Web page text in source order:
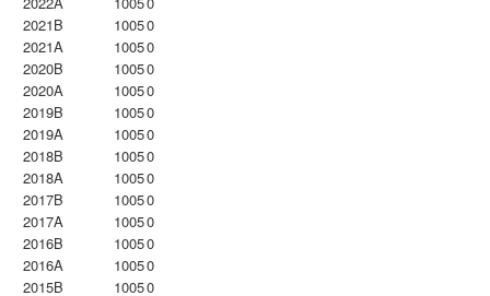
2021B
10050
2021A
10050
2020B
10050
2020A
10050
2019B
10050
2019A
10050
2018B
10050
2018A
10050
2017B
10050
2017A
10050
2016B
10050
2016A
10050
2015B
10050